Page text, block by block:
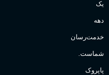
مناسب برای
آقایان
یک
دهه
خدمت‌رسان
شماست.
پاپروک